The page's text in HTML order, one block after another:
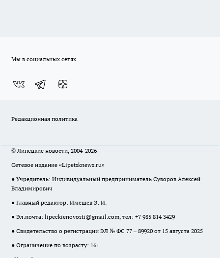
Мы в социальных сетях
Редакционная политика
© Липецкие новости, 2004-2026
Сетевое издание «Lipetsknews.ru»
● Учредитель: Индивидуальный предприниматель Суворов Алексей
Владимирович
● Главный редактор: Имешев Э. И.
● Эл.почта: lipeckienovosti@gmail.com, тел: +7 985 814 3429
● Свидетельство о регистрации ЭЛ № ФС 77 – 89920 от 15 августа 2025
● Ограничение по возрасту: 16+